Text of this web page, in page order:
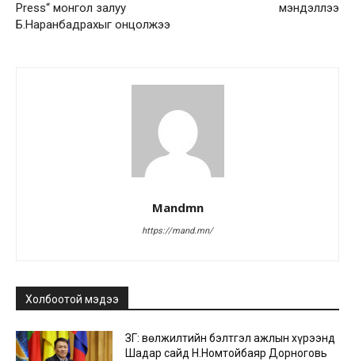
Press“ монгол залуу
Б.Наранбадрахыг онцолжээ
мэндэллээ
Mandmn
https://mand.mn/
Холбоотой мэдээ
ЗГ: Өвөлжилтийн бэлтгэл ажлын хүрээнд
Шадар сайд Н.Номтойбаяр Дорноговь